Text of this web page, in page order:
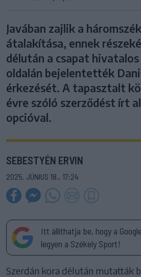
Javában zajlik a
átalakítása, ennek
délután a csapat
oldalán bejelentették
érkezését. A tapasztalt
évre szóló szerződést írt
opcióval.
SEBESTYÉN ERVIN
2025. JÚNIUS 18., 17:24
Itt állíthatja be, hogy a
legyen a Székely Sport!
Szerdán kora délután mutatták